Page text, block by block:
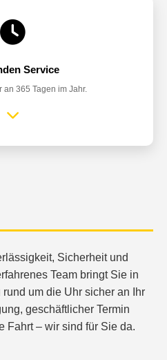
Service
an 365 Tagen im Jahr.
Sicherheit und
Team bringt Sie in
um die Uhr sicher an Ihr
geschäftlicher Termin
Fahrt – wir sind für Sie da.